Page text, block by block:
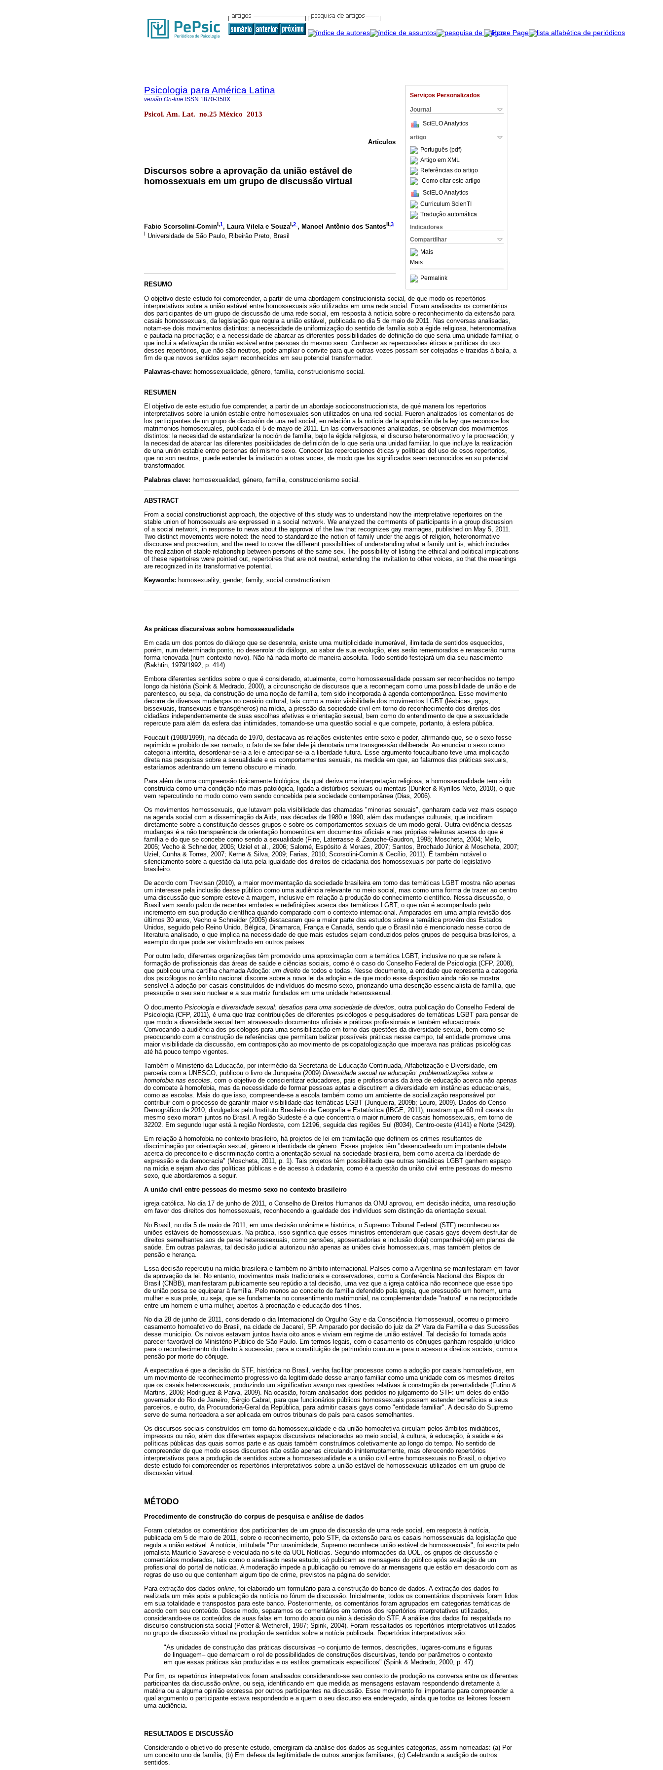
Serviços Personalizados
Journal
SciELO Analytics
artigo
Português (pdf)
Artigo em XML
Referências do artigo
Como citar este artigo
SciELO Analytics
Curriculum ScienTI
Tradução automática
Indicadores
Compartilhar
Mais
Mais
Permalink
Psicologia para América Latina
versão On-line ISSN 1870-350X
Psicol. Am. Lat. no.25 México 2013
Artículos
Discursos sobre a aprovação da união estável de
homossexuais em um grupo de discussão virtual
Fabio Scorsolini-CominI,1, Laura Vilela e SouzaI,2 , Manoel Antônio dos SantosII,3
I Universidade de São Paulo, Ribeirão Preto, Brasil
RESUMO
O objetivo deste estudo foi compreender, a partir de uma abordagem construcionista social, de que modo os repertórios
interpretativos sobre a união estável entre homossexuais são utilizados em uma rede social. Foram analisados os comentários
dos participantes de um grupo de discussão de uma rede social, em resposta à notícia sobre o reconhecimento da extensão para
casais homossexuais, da legislação que regula a união estável, publicada no dia 5 de maio de 2011. Nas conversas analisadas,
notam-se dois movimentos distintos: a necessidade de uniformização do sentido de família sob a égide religiosa, heteronormativa
e pautada na procriação; e a necessidade de abarcar as diferentes possibilidades de definição do que seria uma unidade familiar, o
que inclui a efetivação da união estável entre pessoas do mesmo sexo. Conhecer as repercussões éticas e políticas do uso
desses repertórios, que não são neutros, pode ampliar o convite para que outras vozes possam ser cotejadas e trazidas à baila, a
fim de que novos sentidos sejam reconhecidos em seu potencial transformador.
Palavras-chave: homossexualidade, gênero, família, construcionismo social.
RESUMEN
El objetivo de este estudio fue comprender, a partir de un abordaje socioconstruccionista, de qué manera los repertorios
interpretativos sobre la unión estable entre homosexuales son utilizados en una red social. Fueron analizados los comentarios de
los participantes de un grupo de discusión de una red social, en relación a la noticia de la aprobación de la ley que reconoce los
matrimonios homosexuales, publicada el 5 de mayo de 2011. En las conversaciones analizadas, se observan dos movimientos
distintos: la necesidad de estandarizar la noción de familia, bajo la égida religiosa, el discurso heteronormativo y la procreación; y
la necesidad de abarcar las diferentes posibilidades de definición de lo que sería una unidad familiar, lo que incluye la realización
de una unión estable entre personas del mismo sexo. Conocer las repercusiones éticas y políticas del uso de esos repertorios,
que no son neutros, puede extender la invitación a otras voces, de modo que los significados sean reconocidos en su potencial
transformador.
Palabras clave: homosexualidad, género, família, construccionismo social.
ABSTRACT
From a social constructionist approach, the objective of this study was to understand how the interpretative repertoires on the
stable union of homosexuals are expressed in a social network. We analyzed the comments of participants in a group discussion
of a social network, in response to news about the approval of the law that recognizes gay marriages, published on May 5, 2011.
Two distinct movements were noted: the need to standardize the notion of family under the aegis of religion, heteronormative
discourse and procreation, and the need to cover the different possibilities of understanding what a family unit is, which includes
the realization of stable relationship between persons of the same sex. The possibility of listing the ethical and political implications
of these repertoires were pointed out, repertoires that are not neutral, extending the invitation to other voices, so that the meanings
are recognized in its transformative potential.
Keywords: homosexuality, gender, family, social constructionism.
As práticas discursivas sobre homossexualidade
Em cada um dos pontos do diálogo que se desenrola, existe uma multiplicidade inumerável, ilimitada de sentidos esquecidos,
porém, num determinado ponto, no desenrolar do diálogo, ao sabor de sua evolução, eles serão rememorados e renascerão numa
forma renovada (num contexto novo). Não há nada morto de maneira absoluta. Todo sentido festejará um dia seu nascimento
(Bakhtin, 1979/1992, p. 414).
Embora diferentes sentidos sobre o que é considerado, atualmente, como homossexualidade possam ser reconhecidos no tempo
longo da história (Spink & Medrado, 2000), a circunscrição de discursos que a reconheçam como uma possibilidade de união e de
parentesco, ou seja, da construção de uma noção de família, tem sido incorporada à agenda contemporânea. Esse movimento
decorre de diversas mudanças no cenário cultural, tais como a maior visibilidade dos movimentos LGBT (lésbicas, gays,
bissexuais, transexuais e transgêneros) na mídia, a pressão da sociedade civil em torno do reconhecimento dos direitos dos
cidadãos independentemente de suas escolhas afetivas e orientação sexual, bem como do entendimento de que a sexualidade
repercute para além da esfera das intimidades, tornando-se uma questão social e que compete, portanto, à esfera pública.
Foucault (1988/1999), na década de 1970, destacava as relações existentes entre sexo e poder, afirmando que, se o sexo fosse
reprimido e proibido de ser narrado, o fato de se falar dele já denotaria uma transgressão deliberada. Ao enunciar o sexo como
categoria interdita, desordenar-se-ia a lei e antecipar-se-ia a liberdade futura. Esse argumento foucaultiano teve uma implicação
direta nas pesquisas sobre a sexualidade e os comportamentos sexuais, na medida em que, ao falarmos das práticas sexuais,
estaríamos adentrando um terreno obscuro e minado.
Para além de uma compreensão tipicamente biológica, da qual deriva uma interpretação religiosa, a homossexualidade tem sido
construída como uma condição não mais patológica, ligada a distúrbios sexuais ou mentais (Dunker & Kyrillos Neto, 2010), o que
vem repercutindo no modo como vem sendo concebida pela sociedade contemporânea (Dias, 2006).
Os movimentos homossexuais, que lutavam pela visibilidade das chamadas "minorias sexuais", ganharam cada vez mais espaço
na agenda social com a disseminação da Aids, nas décadas de 1980 e 1990, além das mudanças culturais, que incidiram
diretamente sobre a constituição desses grupos e sobre os comportamentos sexuais de um modo geral. Outra evidência dessas
mudanças é a não transparência da orientação homoerótica em documentos oficiais e nas próprias releituras acerca do que é
família e do que se concebe como sendo a sexualidade (Fine, Laterrasse & Zaouche-Gaudron, 1998; Moscheta, 2004; Mello,
2005; Vecho & Schneider, 2005; Uziel et al., 2006; Salomé, Espósito & Moraes, 2007; Santos, Brochado Júnior & Moscheta, 2007;
Uziel, Cunha & Torres, 2007; Kerne & Silva, 2009; Farias, 2010; Scorsolini-Comin & Cecílio, 2011). É também notável o
silenciamento sobre a questão da luta pela igualdade dos direitos de cidadania dos homossexuais por parte do legislativo
brasileiro.
De acordo com Trevisan (2010), a maior movimentação da sociedade brasileira em torno das temáticas LGBT mostra não apenas
um interesse pela inclusão desse público como uma audiência relevante no meio social, mas como uma forma de trazer ao centro
uma discussão que sempre esteve à margem, inclusive em relação à produção do conhecimento científico. Nessa discussão, o
Brasil vem sendo palco de recentes embates e redefinições acerca das temáticas LGBT, o que não é acompanhado pelo
incremento em sua produção científica quando comparado com o contexto internacional. Amparados em uma ampla revisão dos
últimos 30 anos, Vecho e Schneider (2005) destacaram que a maior parte dos estudos sobre a temática provém dos Estados
Unidos, seguido pelo Reino Unido, Bélgica, Dinamarca, França e Canadá, sendo que o Brasil não é mencionado nesse corpo de
literatura analisado, o que implica na necessidade de que mais estudos sejam conduzidos pelos grupos de pesquisa brasileiros, a
exemplo do que pode ser vislumbrado em outros países.
Por outro lado, diferentes organizações têm promovido uma aproximação com a temática LGBT, inclusive no que se refere à
formação de profissionais das áreas de saúde e ciências sociais, como é o caso do Conselho Federal de Psicologia (CFP, 2008),
que publicou uma cartilha chamada Adoção: um direito de todos e todas. Nesse documento, a entidade que representa a categoria
dos psicólogos no âmbito nacional discorre sobre a nova lei da adoção e de que modo esse dispositivo ainda não se mostra
sensível à adoção por casais constituídos de indivíduos do mesmo sexo, priorizando uma descrição essencialista de família, que
pressupõe o seu seio nuclear e a sua matriz fundados em uma unidade heterossexual.
O documento Psicologia e diversidade sexual: desafios para uma sociedade de direitos , outra publicação do Conselho Federal de
Psicologia (CFP, 2011), é uma que traz contribuições de diferentes psicólogos e pesquisadores de temáticas LGBT para pensar de
que modo a diversidade sexual tem atravessado documentos oficiais e práticas profissionais e também educacionais.
Convocando a audiência dos psicólogos para uma sensibilização em torno das questões da diversidade sexual, bem como se
preocupando com a construção de referências que permitam balizar possíveis práticas nesse campo, tal entidade promove uma
maior visibilidade da discussão, em contraposição ao movimento de psicopatologização que imperava nas práticas psicológicas
até há pouco tempo vigentes.
Também o Ministério da Educação, por intermédio da Secretaria de Educação Continuada, Alfabetização e Diversidade, em
parceria com a UNESCO, publicou o livro de Junqueira (2009) Diversidade sexual na educação: problematizações sobre a
homofobia nas escolas , com o objetivo de conscientizar educadores, pais e profissionais da área de educação acerca não apenas
do combate à homofobia, mas da necessidade de formar pessoas aptas a discutirem a diversidade em instâncias educacionais,
como as escolas. Mais do que isso, compreende-se a escola também como um ambiente de socialização responsável por
contribuir com o processo de garantir maior visibilidade das temáticas LGBT (Junqueira, 2009b; Louro, 2009). Dados do Censo
Demográfico de 2010, divulgados pelo Instituto Brasileiro de Geografia e Estatística (IBGE, 2011), mostram que 60 mil casais do
mesmo sexo moram juntos no Brasil. A região Sudeste é a que concentra o maior número de casais homossexuais, em torno de
32202. Em segundo lugar está à região Nordeste, com 12196, seguida das regiões Sul (8034), Centro-oeste (4141) e Norte (3429).
Em relação à homofobia no contexto brasileiro, há projetos de lei em tramitação que definem os crimes resultantes de
discriminação por orientação sexual, gênero e identidade de gênero. Esses projetos têm "desencadeado um importante debate
acerca do preconceito e discriminação contra a orientação sexual na sociedade brasileira, bem como acerca da liberdade de
expressão e da democracia" (Moscheta, 2011, p. 1). Tais projetos têm possibilitado que outras temáticas LGBT ganhem espaço
na mídia e sejam alvo das políticas públicas e de acesso à cidadania, como é a questão da união civil entre pessoas do mesmo
sexo, que abordaremos a seguir.
A união civil entre pessoas do mesmo sexo no contexto brasileiro
igreja católica. No dia 17 de junho de 2011, o Conselho de Direitos Humanos da ONU aprovou, em decisão inédita, uma resolução
em favor dos direitos dos homossexuais, reconhecendo a igualdade dos indivíduos sem distinção da orientação sexual.
No Brasil, no dia 5 de maio de 2011, em uma decisão unânime e histórica, o Supremo Tribunal Federal (STF) reconheceu as
uniões estáveis de homossexuais. Na prática, isso significa que esses ministros entenderam que casais gays devem desfrutar de
direitos semelhantes aos de pares heterossexuais, como pensões, aposentadorias e inclusão do(a) companheiro(a) em planos de
saúde. Em outras palavras, tal decisão judicial autorizou não apenas as uniões civis homossexuais, mas também pleitos de
pensão e herança.
Essa decisão repercutiu na mídia brasileira e também no âmbito internacional. Países como a Argentina se manifestaram em favor
da aprovação da lei. No entanto, movimentos mais tradicionais e conservadores, como a Conferência Nacional dos Bispos do
Brasil (CNBB), manifestaram publicamente seu repúdio a tal decisão, uma vez que a igreja católica não reconhece que esse tipo
de união possa se equiparar à família. Pelo menos ao conceito de família defendido pela igreja, que pressupõe um homem, uma
mulher e sua prole, ou seja, que se fundamenta no consentimento matrimonial, na complementaridade "natural" e na reciprocidade
entre um homem e uma mulher, abertos à procriação e educação dos filhos.
No dia 28 de junho de 2011, considerado o dia Internacional do Orgulho Gay e da Consciência Homossexual, ocorreu o primeiro
casamento homoafetivo do Brasil, na cidade de Jacareí, SP. Amparado por decisão do juiz da 2ª Vara da Família e das Sucessões
desse município. Os noivos estavam juntos havia oito anos e viviam em regime de união estável. Tal decisão foi tomada após
parecer favorável do Ministério Público de São Paulo. Em termos legais, com o casamento os cônjuges ganham respaldo jurídico
para o reconhecimento do direito à sucessão, para a constituição de patrimônio comum e para o acesso a direitos sociais, como a
pensão por morte do cônjuge.
A expectativa é que a decisão do STF, histórica no Brasil, venha facilitar processos como a adoção por casais homoafetivos, em
um movimento de reconhecimento progressivo da legitimidade desse arranjo familiar como uma unidade com os mesmos direitos
que os casais heterossexuais, produzindo um significativo avanço nas questões relativas à construção da parentalidade (Futino &
Martins, 2006; Rodriguez & Paiva, 2009). Na ocasião, foram analisados dois pedidos no julgamento do STF: um deles do então
governador do Rio de Janeiro, Sérgio Cabral, para que funcionários públicos homossexuais possam estender benefícios a seus
parceiros, e outro, da Procuradoria-Geral da República, para admitir casais gays como "entidade familiar". A decisão do Supremo
serve de suma norteadora a ser aplicada em outros tribunais do país para casos semelhantes.
Os discursos sociais construídos em torno da homossexualidade e da união homoafetiva circulam pelos âmbitos midiáticos,
impressos ou não, além dos diferentes espaços discursivos relacionados ao meio social, à cultura, à educação, à saúde e às
políticas públicas das quais somos parte e as quais também construímos coletivamente ao longo do tempo. No sentido de
compreender de que modo esses discursos não estão apenas circulando ininterruptamente, mas oferecendo repertórios
interpretativos para a produção de sentidos sobre a homossexualidade e a união civil entre homossexuais no Brasil, o objetivo
deste estudo foi compreender os repertórios interpretativos sobre a união estável de homossexuais utilizados em um grupo de
discussão virtual.
MÉTODO
Procedimento de construção do corpus de pesquisa e análise de dados
Foram coletados os comentários dos participantes de um grupo de discussão de uma rede social, em resposta à notícia,
publicada em 5 de maio de 2011, sobre o reconhecimento, pelo STF, da extensão para os casais homossexuais da legislação que
regula a união estável. A notícia, intitulada "Por unanimidade, Supremo reconhece união estável de homossexuais", foi escrita pelo
jornalista Maurício Savarese e veiculada no site da UOL Notícias. Segundo informações da UOL, os grupos de discussão e
comentários moderados, tais como o analisado neste estudo, só publicam as mensagens do público após avaliação de um
profissional do portal de notícias. A moderação impede a publicação ou remove do ar mensagens que estão em desacordo com as
regras de uso ou que contenham algum tipo de crime, previstos na página do servidor.
Para extração dos dados online, foi elaborado um formulário para a construção do banco de dados. A extração dos dados foi
realizada um mês após a publicação da notícia no fórum de discussão. Inicialmente, todos os comentários disponíveis foram lidos
em sua totalidade e transpostos para este banco. Posteriormente, os comentários foram agrupados em categorias temáticas de
acordo com seu conteúdo. Desse modo, separamos os comentários em termos dos repertórios interpretativos utilizados,
considerando-se os conteúdos de suas falas em torno do apoio ou não à decisão do STF. A análise dos dados foi respaldada no
discurso construcionista social (Potter & Wetherell, 1987; Spink, 2004). Foram ressaltados os repertórios interpretativos utilizados
no grupo de discussão virtual na produção de sentidos sobre a notícia publicada. Repertórios interpretativos são:
"As unidades de construção das práticas discursivas –o conjunto de termos, descrições, lugares-comuns e figuras
de linguagem– que demarcam o rol de possibilidades de construções discursivas, tendo por parâmetros o contexto
em que essas práticas são produzidas e os estilos gramaticais específicos" (Spink & Medrado, 2000, p. 47).
Por fim, os repertórios interpretativos foram analisados considerando-se seu contexto de produção na conversa entre os diferentes
participantes da discussão online, ou seja, identificando em que medida as mensagens estavam respondendo diretamente à
matéria ou a alguma opinião expressa por outros participantes na discussão. Esse movimento foi importante para compreender a
qual argumento o participante estava respondendo e a quem o seu discurso era endereçado, ainda que todos os leitores fossem
uma audiência.
RESULTADOS E DISCUSSÃO
Considerando o objetivo do presente estudo, emergiram da análise dos dados as seguintes categorias, assim nomeadas: (a) Por
um conceito uno de família; (b) Em defesa da legitimidade de outros arranjos familiares; (c) Celebrando a audição de outros
sentidos.